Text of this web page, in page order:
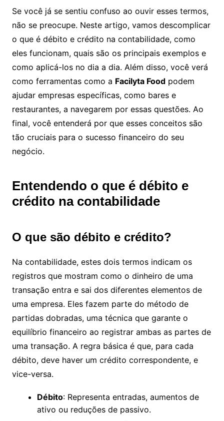
Se você já se sentiu confuso ao ouvir esses termos,
não se preocupe. Neste artigo, vamos descomplicar
o que é débito e crédito na contabilidade, como
eles funcionam, quais são os principais exemplos e
como aplicá-los no dia a dia. Além disso, você verá
como ferramentas como a Facilyta Foodpodem
ajudar empresas específicas, como bares e
restaurantes, a navegarem por essas questões. Ao
final, você entenderá por que esses conceitos são
tão cruciais para o sucesso financeiro do seu
negócio.
Entendendo o que é débito e
crédito na contabilidade
O que são débito e crédito?
Na contabilidade, estes dois termos indicam os
registros que mostram como o dinheiro de uma
transação entra e sai dos diferentes elementos de
uma empresa. Eles fazem parte do método de
partidas dobradas, uma técnica que garante o
equilíbrio financeiro ao registrar ambas as partes de
uma transação. A regra básica é que, para cada
débito, deve haver um crédito correspondente, e
vice-versa.
Débito: Representa entradas, aumentos de
ativo ou reduções de passivo.